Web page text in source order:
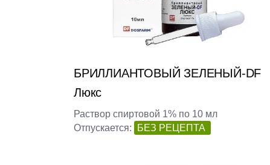
БРИЛЛИАНТОВЫЙ ЗЕЛЕНЫЙ-DF
Люкс
Раствор спиртовой 1% по 10 мл
Отпускается:
БЕЗ РЕЦЕПТА